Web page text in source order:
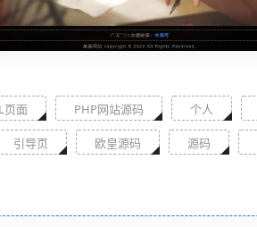
页面 PHP网站源码 个人
引导页 欧皇源码 源码